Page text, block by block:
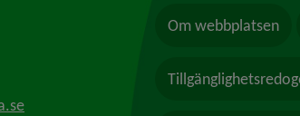
annan webbplats, öppnas i nytt fönster.
Om webbplatsen